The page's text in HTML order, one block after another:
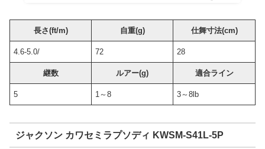
長さ(ft/m) 自重(g) 仕舞寸法(cm)
4.6-5.0/ 72 28
継数 ルアー(g) 適合ライン
5 1～8 3～8lb
ジャクソン カワセミラプソディ KWSM-S41L-5P